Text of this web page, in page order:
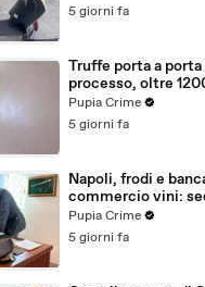
5 giorni fa
Truffe porta a
processo, oltre
Italia (30.07.26)
Pupia Crime
5 giorni fa
Napoli, frodi e
commercio vini:
milioni (30.07.26)
Pupia Crime
5 giorni fa